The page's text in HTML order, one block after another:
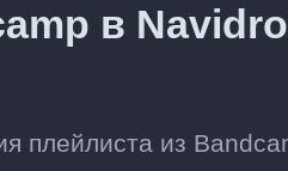
в
плейлиста из